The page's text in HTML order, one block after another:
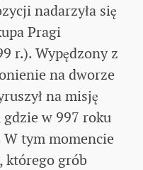
nadarzyła się
Pragi
r.). Wypędzony z
na dworze
na misję
w 997 roku
W tym momencie
którego grób